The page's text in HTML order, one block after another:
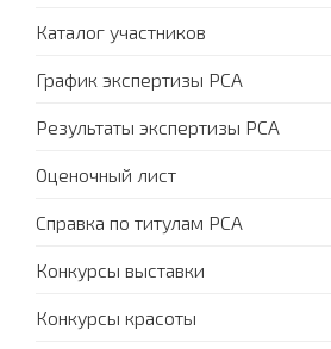
Каталог участников
График экспертизы PCA
Результаты экспертизы PCA
Оценочный лист
Справка по титулам PCA
Конкурсы выставки
Конкурсы красоты